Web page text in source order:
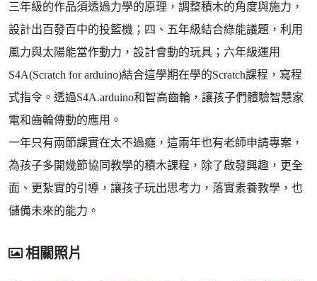
三年級的作品須透過力學的原理，調整積木的角度與施力，
設計出百發百中的投籃機；四、五年級結合綠能議題，利用
風力與太陽能當作動力，設計會動的玩具；六年級運用
S4A(Scratch for arduino)結合這學期在學的Scratch課程，寫程
式指令。透過S4A.arduino和智高齒輪，讓孩子們體驗智慧家
電和齒輪傳動的應用。
一年只有兩節課實在太不過癮，這兩年也有老師申請專案，
為孩子多開幾節協同教學的積木課程，除了啟發興趣，更全
面、更紮實的引導，讓孩子玩出思考力，落實素養教學，也
儲備未來的能力。
相關照片